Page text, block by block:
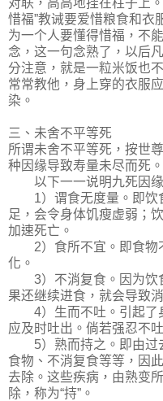
惜福”教诫要爱惜粮食和衣
为一个人要懂得惜福，不
念，这一句念熟了，以后
分注意，就是一粒米饭也
常常教他，身上穿的衣服
染。
三、未舍不平等死
所谓未舍不平等死，按世
种因缘导致寿量未尽而死。
以下一一说明九死因缘
1）谓食无度量。即饮
足，会令身体饥瘦虚弱；
加速死亡。
2）食所不宜。即食物
化。
3）不消复食。因为饮
果还继续进食，就会导致
4）生而不吐。引起了
应及时吐出。倘若强忍不
5）熟而持之。即由过
食物、不消复食等等，因
去除。这些疾病，由熟变
除，称为“持”。